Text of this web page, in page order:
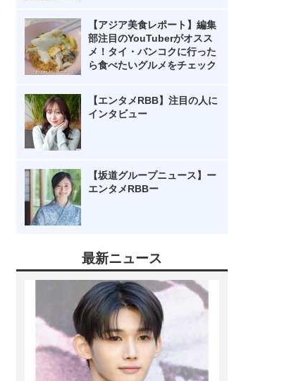
【アジア美食レポート】編集
部注目のYouTuberがオスス
メ！タイ・バンコクに行った
ら食べたいグルメをチェック
【エンタメRBB】注目の人に
インタビュー
【坂道グループニュース】ー
エンタメRBBー
最新ニュース